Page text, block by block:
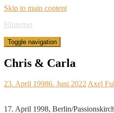
Skip to main content
Hinternet
Toggle navigation
Chris & Carla
23. April 19986. Juni 2022 Axel
17. April 1998, Berlin/